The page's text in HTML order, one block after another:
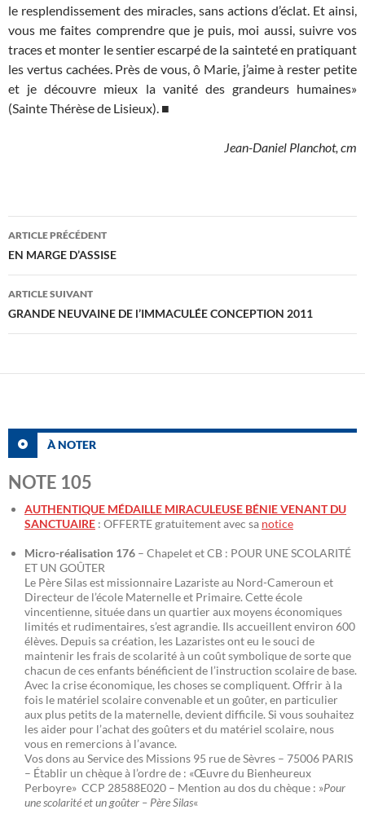
le resplendissement des miracles, sans actions d’éclat. Et ainsi,
vous me faites comprendre que je puis, moi aussi, suivre vos
traces et monter le sentier escarpé de la sainteté en pratiquant
les vertus cachées. Près de vous, ô Marie, j’aime à rester petite
et je découvre mieux la vanité des grandeurs humaines»
(Sainte Thérèse de Lisieux). ■
Jean-Daniel Planchot, cm
Navigation
des
articles
ARTICLE PRÉCÉDENT
EN MARGE D’ASSISE
ARTICLE SUIVANT
GRANDE NEUVAINE DE l’IMMACULÉE CONCEPTION 2011
À NOTER
NOTE 105
AUTHENTIQUE MÉDAILLE MIRACULEUSE BÉNIE VENANT DU
SANCTUAIRE : OFFERTE gratuitement avec sa notice
Micro-réalisation 176 – Chapelet et CB : POUR UNE SCOLARITÉ
ET UN GOÛTER
Le Père Silas est missionnaire Lazariste au Nord-Cameroun et
Directeur de l’école Maternelle et Primaire. Cette école
vincentienne, située dans un quartier aux moyens économiques
limités et rudimentaires, s’est agrandie. Ils accueillent environ 600
élèves. Depuis sa création, les Lazaristes ont eu le souci de
maintenir les frais de scolarité à un coût symbolique de sorte que
chacun de ces enfants bénéficient de l’instruction scolaire de base.
Avec la crise économique, les choses se compliquent. Offrir à la
fois le matériel scolaire convenable et un goûter, en particulier
aux plus petits de la maternelle, devient difficile. Si vous souhaitez
les aider pour l’achat des goûters et du matériel scolaire, nous
vous en remercions à l’avance.
Vos dons au Service des Missions 95 rue de Sèvres – 75006 PARIS
– Établir un chèque à l’ordre de : «Œuvre du Bienheureux
Perboyre» CCP 28588E020 – Mention au dos du chèque : »Pour
une scolarité et un goûter – Père Silas«